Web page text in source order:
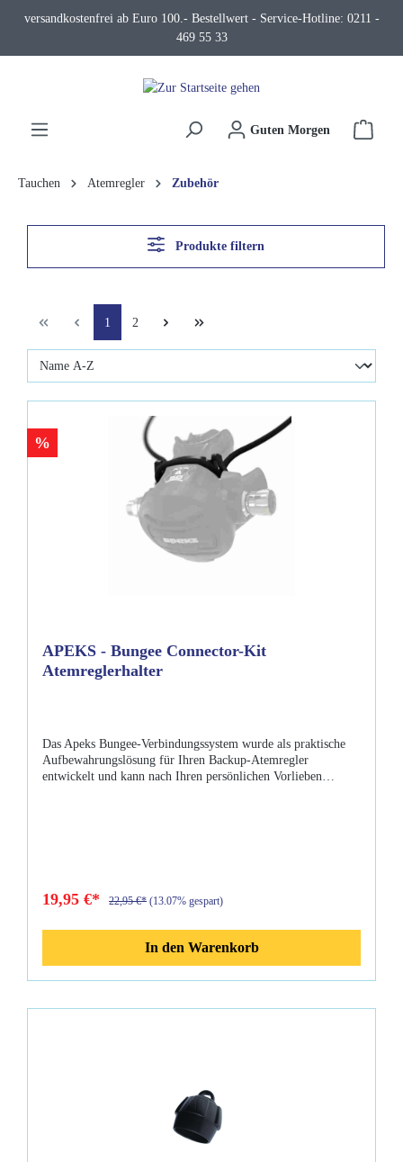
springen
versandkostenfrei ab Euro 100.- Bestellwert - Service-Hotline: 0211 -
469 55 33
Guten Morgen
Tauchen Atemregler Zubehör
Produkte filtern
1 2
%
APEKS - Bungee Connector-Kit
Atemreglerhalter
Das Apeks Bungee-Verbindungssystem wurde als praktische
Aufbewahrungslösung für Ihren Backup-Atemregler
entwickelt und kann nach Ihren persönlichen Vorlieben
19,95 €* 22,95 €* (13.07% gespart)
In den Warenkorb